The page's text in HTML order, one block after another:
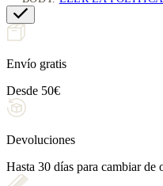
Envío gratis
Desde 50€
Devoluciones
Hasta 30 días para cambiar de